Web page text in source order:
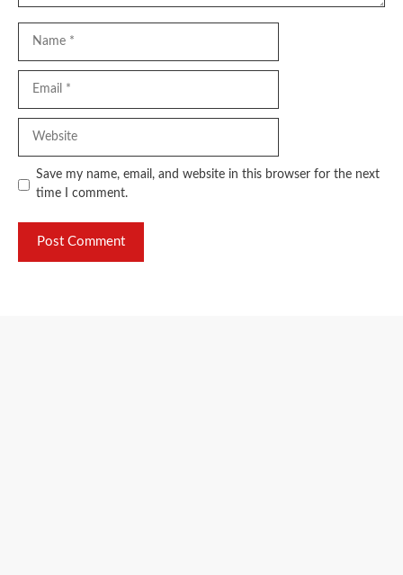
Save my name, email, and website in this browser for the next
time I comment.